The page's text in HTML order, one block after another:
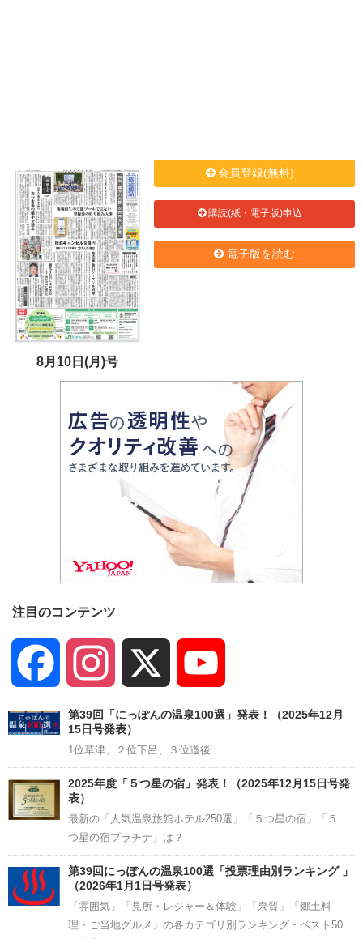
8月10日(月)号
会員登録(無料)
購読(紙・電子版)申込
電子版を読む
注目のコンテンツ
Facebook Instagram
Channel
第39回「にっぽんの温泉100選」発表！（2025年12月
15日号発表）
1位草津、２位下呂、３位道後
2025年度「５つ星の宿」発表！（2025年12月15日号発
表）
最新の「人気温泉旅館ホテル250選」「５つ星の宿」「５
つ星の宿プラチナ」は？
第39回にっぽんの温泉100選「投票理由別ランキング 」
（2026年1月1日号発表）
「雰囲気」「見所・レジャー＆体験」「泉質」「郷土料
理・ご当地グルメ」の各カテゴリ別ランキング・ベスト50